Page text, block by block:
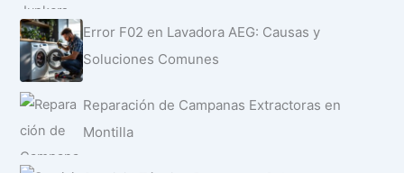
Error F02 en Lavadora AEG: Causas y
Soluciones Comunes
Reparación de Campanas Extractoras en
Montilla